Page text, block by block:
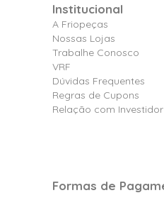
Institucional
A Friopeças
Nossas Lojas
Trabalhe Conosco
VRF
Dúvidas Frequentes
Regras de Cupons
Relação com Investidor
Formas de